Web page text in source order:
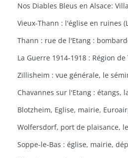
Nos Diables Bleus en Alsace:
Thann : rue de l'Etang :
La Guerre 1914-1918 : Région
Zillisheim : vue générale, le
Chavannes sur l'Etang : étangs,
Blotzheim, Eglise, mairie,